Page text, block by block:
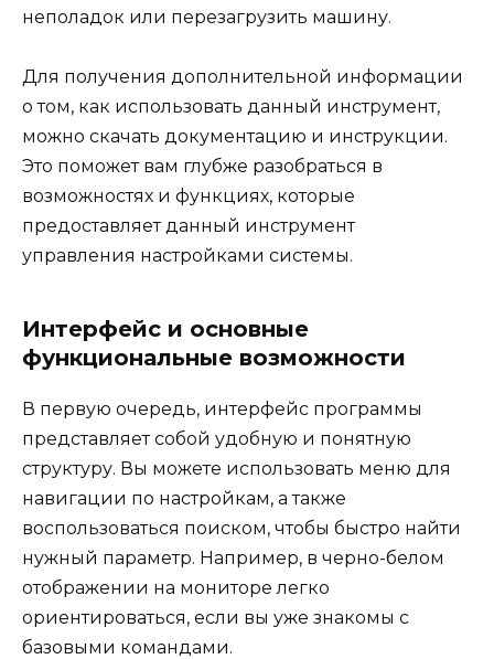
неполадок или перезагрузить машину.
Для получения дополнительной информации
о том, как использовать данный инструмент,
можно скачать документацию и инструкции.
Это поможет вам глубже разобраться в
возможностях и функциях, которые
предоставляет данный инструмент
управления настройками системы.
Интерфейс и основные
функциональные возможности
В первую очередь, интерфейс программы
представляет собой удобную и понятную
структуру. Вы можете использовать меню для
навигации по настройкам, а также
воспользоваться поиском, чтобы быстро найти
нужный параметр. Например, в черно-белом
отображении на мониторе легко
ориентироваться, если вы уже знакомы с
базовыми командами.